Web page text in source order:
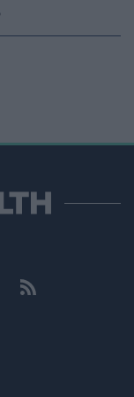
γυναικών